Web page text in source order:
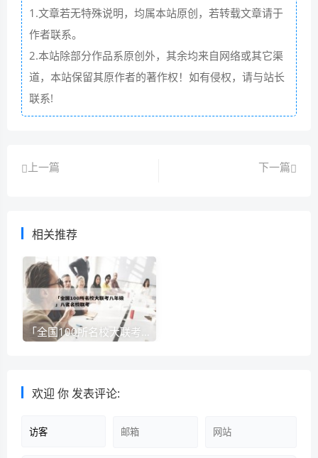
1.文章若无特殊说明，均属本站原创，若转载文章请于
作者联系。
2.本站除部分作品系原创外，其余均来自网络或其它渠
道，本站保留其原作者的著作权！如有侵权，请与站长
联系!
上一篇 下一篇
相关推荐
「全国100所名校大联考八年级」八省名校联考
欢迎你发表评论: